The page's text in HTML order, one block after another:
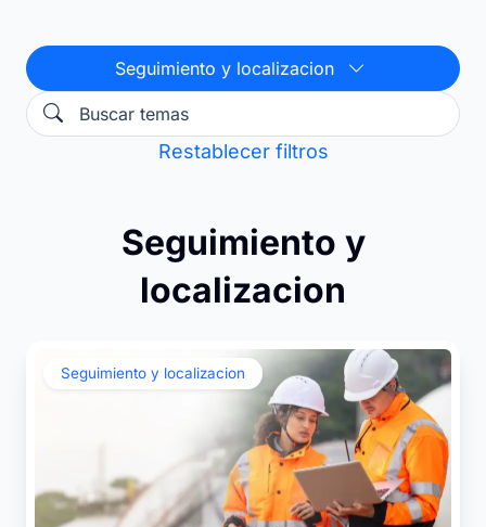
Seguimiento y localizacion
Restablecer filtros
Seguimiento y
localizacion
Seguimiento y localizacion